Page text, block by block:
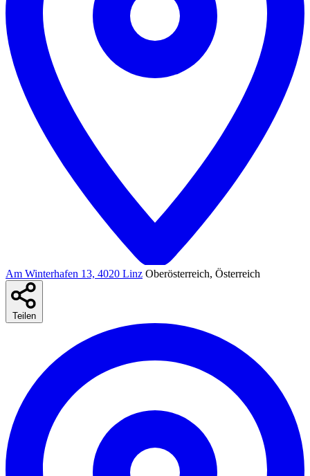
Am Winterhafen 13, 4020 Linz Oberösterreich, Österreich
Teilen